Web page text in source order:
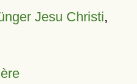
Jesu Christi,